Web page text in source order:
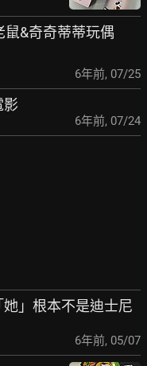
鼠&奇奇蒂蒂玩偶
6年前, 07/25
影
6年前, 07/24
」根本不是迪士尼
6年前, 05/07